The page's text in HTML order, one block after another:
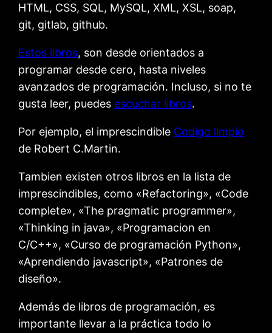
HTML, CSS, SQL, MySQL, XML, XSL, soap,
git, gitlab, github.
Estos libros, son desde orientados a
programar desde cero, hasta niveles
avanzados de programación. Incluso, si no te
gusta leer, puedes escuchar libros.
Por ejemplo, el imprescindible Codigo limpio
de Robert C.Martin.
Tambien existen otros libros en la lista de
imprescindibles, como «Refactoring», «Code
complete», «The pragmatic programmer»,
«Thinking in java», «Programacion en
C/C++», «Curso de programación Python»,
«Aprendiendo javascript», «Patrones de
diseño».
Además de libros de programación, es
importante llevar a la práctica todo lo